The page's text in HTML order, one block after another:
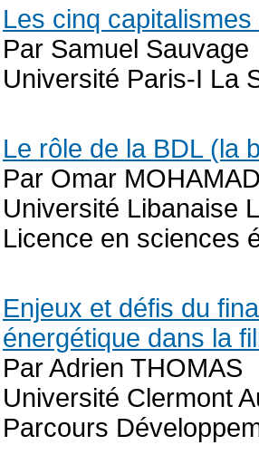
Les cinq
Par Samuel Sauvage
Université Paris-I La
Le rôle de la BDL (la
Par Omar MOHAMAD
Université Libanaise
Licence en sciences
Enjeux et défis du
énergétique dans la
Par Adrien THOMAS
Université Clermont
Parcours